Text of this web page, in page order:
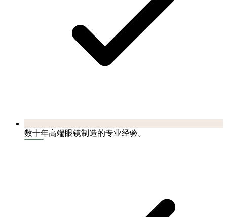
数十年高端眼镜制造的专业经验。